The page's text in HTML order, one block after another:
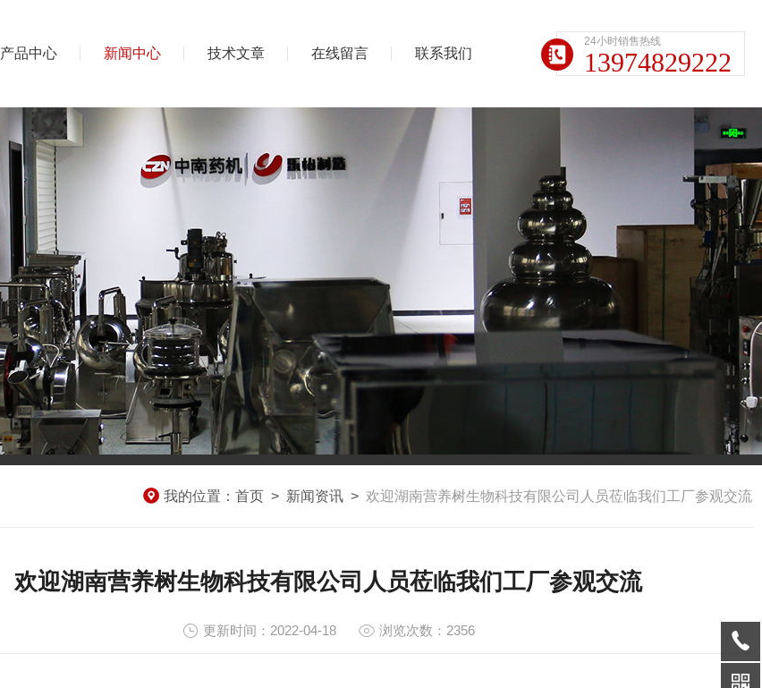
产品中心 新闻中心 技术文章 在线留言 联系我们
24小时销售热线
13974829222
我的位置： 首页 > 新闻资讯 > 欢迎湖南营养树生物科技有限公司人员莅临我们工厂参观交流
欢迎湖南营养树生物科技有限公司人员莅临我们工厂参观交流
更新时间：2022-04-18 浏览次数：2356